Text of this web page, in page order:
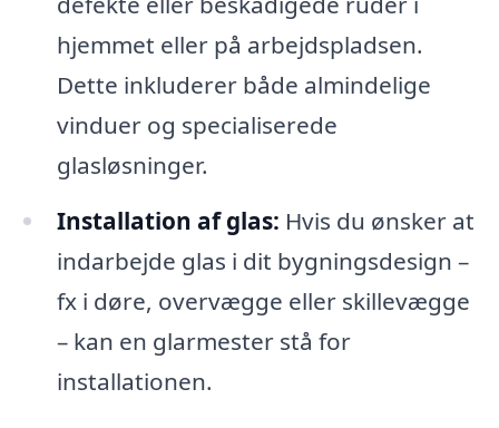
hjemmet eller på arbejdspladsen.
Dette inkluderer både almindelige
vinduer og specialiserede
glasløsninger.
Installation af glas: Hvis du ønsker at
indarbejde glas i dit bygningsdesign –
fx i døre, overvægge eller skillevægge
– kan en glarmester stå for
installationen.